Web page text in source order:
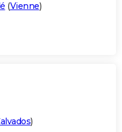
(Vienne)
)